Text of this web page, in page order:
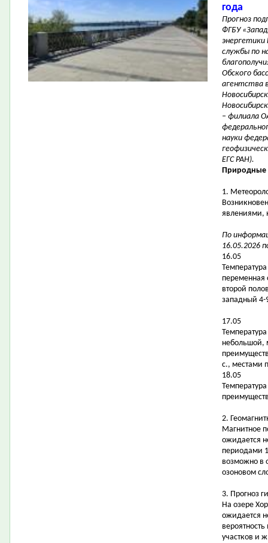
года
Прогноз
ФГБУ
энергетики
службы по
Обского
агентства
– филиала
науки
ЕГС РАН).
Природные
1.
явлениями,
По
16.05.2026
16.05
переменная
второй
западный
17.05
небольшой,
с., местами
18.05
2.
Магнитное
ожидается
периодами
возможно в
озоновом
3. Прогноз
На озере
ожидается
участков и